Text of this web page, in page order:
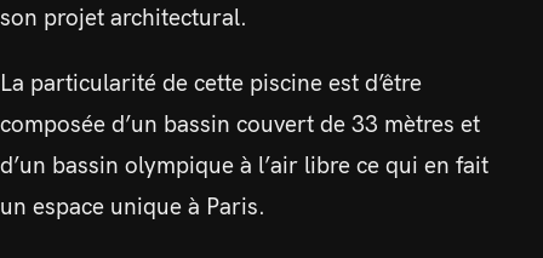
son projet architectural.
La particularité de cette piscine est d’être
composée d’un bassin couvert de 33 mètres et
d’un bassin olympique à l’air libre ce qui en fait
un espace unique à Paris.